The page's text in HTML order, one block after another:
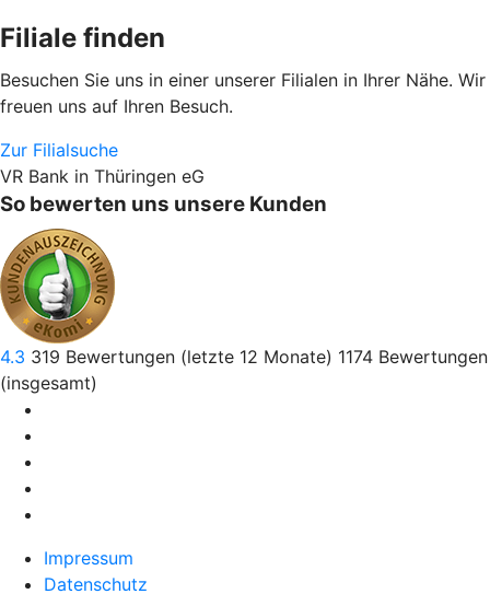
Filiale finden
Besuchen Sie uns in einer unserer Filialen in Ihrer Nähe. Wir
freuen uns auf Ihren Besuch.
Zur Filialsuche
VR Bank in Thüringen eG
So bewerten uns unsere Kunden
4.3 319 Bewertungen (letzte 12 Monate) 1174 Bewertungen
(insgesamt)
Impressum
Datenschutz